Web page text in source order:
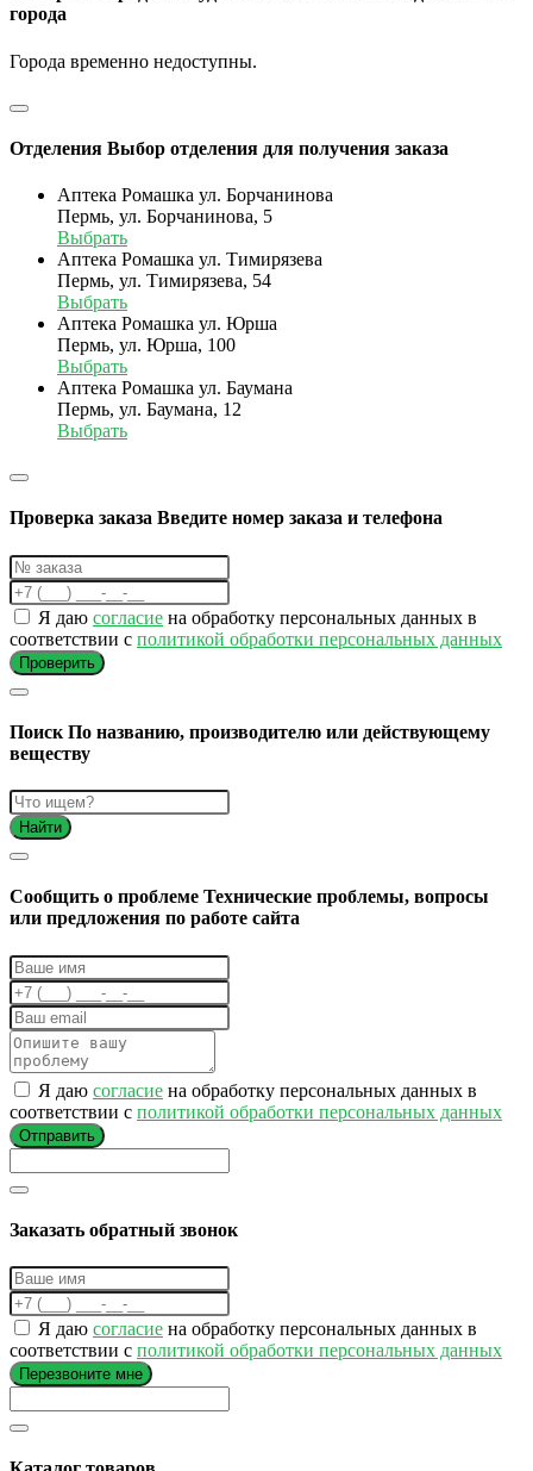
города
Города временно недоступны.
Отделения Выбор отделения для получения заказа
Аптека Ромашка ул. Борчанинова
Пермь, ул. Борчанинова, 5
Выбрать
Аптека Ромашка ул. Тимирязева
Пермь, ул. Тимирязева, 54
Выбрать
Аптека Ромашка ул. Юрша
Пермь, ул. Юрша, 100
Выбрать
Аптека Ромашка ул. Баумана
Пермь, ул. Баумана, 12
Выбрать
Проверка заказа Введите номер заказа и телефона
Я даю согласие на обработку персональных данных в
соответствии с политикой обработки персональных данных
Проверить
Поиск По названию, производителю или действующему
веществу
Найти
Cообщить о проблеме Технические проблемы, вопросы
или предложения по работе сайта
Я даю согласие на обработку персональных данных в
соответствии с политикой обработки персональных данных
Отправить
Заказать обратный звонок
Я даю согласие на обработку персональных данных в
соответствии с политикой обработки персональных данных
Перезвоните мне